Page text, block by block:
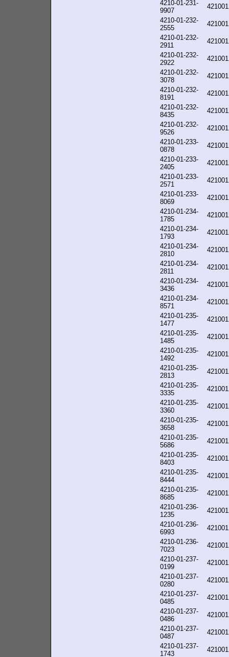
4210-01-231-
9907
4210-01-232-
2555
4210-01-232-
2911
4210-01-232-
2922
4210-01-232-
3078
4210-01-232-
8191
4210-01-232-
8435
4210-01-232-
9526
4210-01-233-
0878
4210-01-233-
2405
4210-01-233-
2571
4210-01-233-
8069
4210-01-234-
1785
4210-01-234-
1793
4210-01-234-
2810
4210-01-234-
2811
4210-01-234-
3436
4210-01-234-
8571
4210-01-235-
1477
4210-01-235-
1485
4210-01-235-
1492
4210-01-235-
2813
4210-01-235-
3335
4210-01-235-
3360
4210-01-235-
3658
4210-01-235-
5686
4210-01-235-
8403
4210-01-235-
8444
4210-01-235-
8685
4210-01-236-
1235
4210-01-236-
6993
4210-01-236-
7023
4210-01-237-
0199
4210-01-237-
0280
4210-01-237-
0485
4210-01-237-
0486
4210-01-237-
0487
4210-01-237-
1743